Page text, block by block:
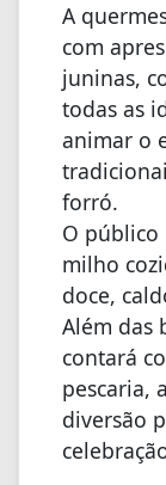
A
com
juninas,
todas as
animar o
forró.
O público
milho
doce,
Além das
contará
pescaria,
diversão